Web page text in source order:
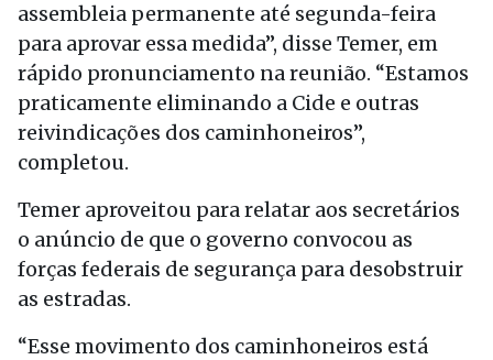
assembleia permanente até segunda-feira
para aprovar essa medida”, disse Temer, em
rápido pronunciamento na reunião. “Estamos
praticamente eliminando a Cide e outras
reivindicações dos caminhoneiros”,
completou.
Temer aproveitou para relatar aos secretários
o anúncio de que o governo convocou as
forças federais de segurança para desobstruir
as estradas.
“Esse movimento dos caminhoneiros está